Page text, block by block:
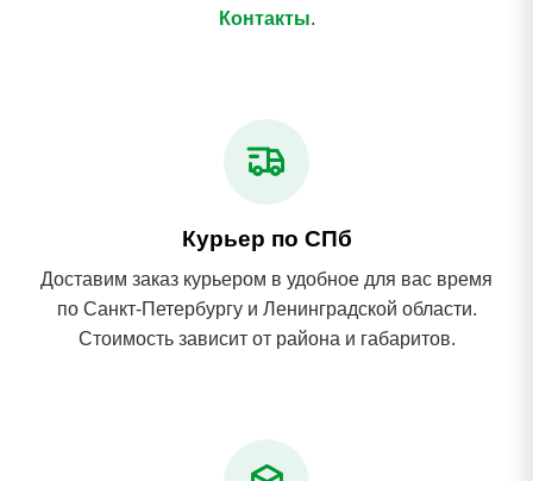
Контакты.
Курьер по СПб
Доставим заказ курьером в удобное для вас время
по Санкт-Петербургу и Ленинградской области.
Стоимость зависит от района и габаритов.